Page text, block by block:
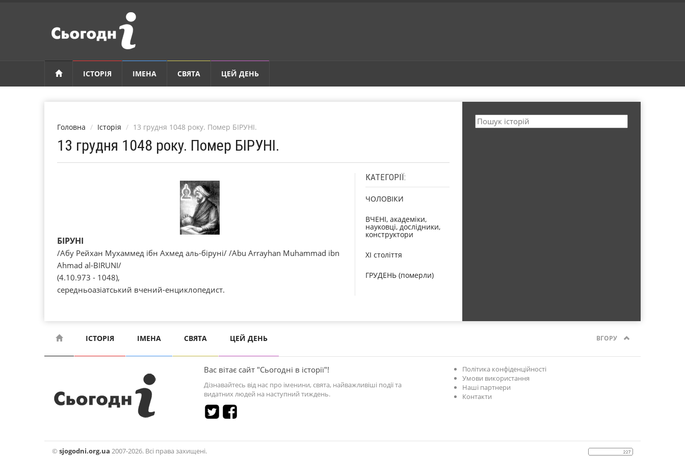
ІСТОРІЯ ІМЕНА СВЯТА ЦЕЙ ДЕНЬ
Головна Історія 13 грудня 1048 року. Помер БІРУНІ.
13 грудня 1048 року. Помер БІРУНІ.
БІРУНІ
/Абу Рейхан Мухаммед ібн Ахмед аль-біруні/ /Abu Arrayhan Muhammad ibn
Ahmad al-BIRUNI/
(4.10.973 - 1048),
середньоазіатський вчений-енциклопедист.
КАТЕГОРІЇ:
ЧОЛОВІКИ
ВЧЕНІ, академіки,
науковці, дослідники,
конструктори
XI століття
ГРУДЕНЬ (померли)
ІСТОРІЯ ІМЕНА СВЯТА ЦЕЙ ДЕНЬ ВГОРУ
Вас вітає сайт "Сьогодні в історії"!
Дізнавайтесь від нас про іменини, свята, найважливіші події та
видатних людей на наступний тиждень.
Політика конфіденційності
Умови використання
Наші партнери
Контакти
© sjogodni.org.ua 2007-2026. Всі права захищені.